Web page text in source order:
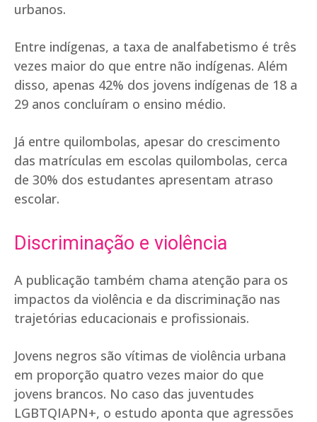
urbanos.
Entre indígenas, a taxa de analfabetismo é três
vezes maior do que entre não indígenas. Além
disso, apenas 42% dos jovens indígenas de 18 a
29 anos concluíram o ensino médio.
Já entre quilombolas, apesar do crescimento
das matrículas em escolas quilombolas, cerca
de 30% dos estudantes apresentam atraso
escolar.
Discriminação e violência
A publicação também chama atenção para os
impactos da violência e da discriminação nas
trajetórias educacionais e profissionais.
Jovens negros são vítimas de violência urbana
em proporção quatro vezes maior do que
jovens brancos. No caso das juventudes
LGBTQIAPN+, o estudo aponta que agressões